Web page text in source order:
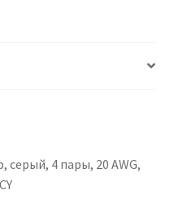
серый, 4 пары, 20 AWG,